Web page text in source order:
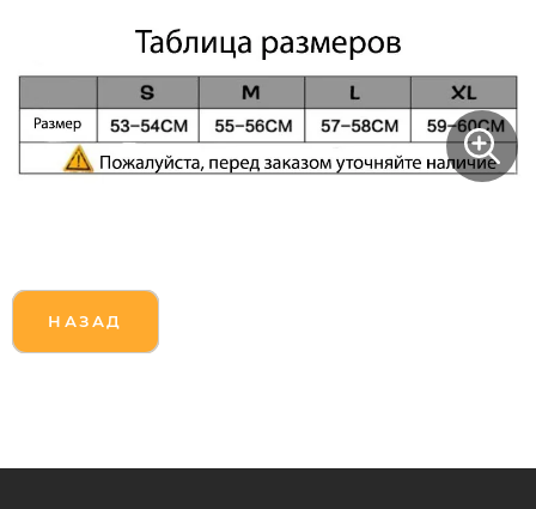
Tribe
White
НАЗАД